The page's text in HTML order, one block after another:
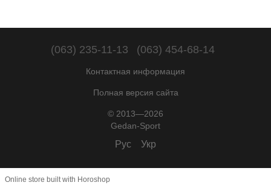
(063) 235-11-13 (063) 454-68-14
Контактная информация
Полная версия сайта
© 2013—2026
Gedan-Sport
Рус Укр
Online store built with Horoshop